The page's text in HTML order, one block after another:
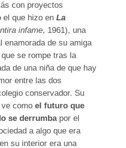
con proyectos
el que hizo en La
infame, 1961), una
enamorada de su amiga
que se rompe tras la
de una niña de que hay
entre las dos
conservador. Su
ve como el futuro que
se derrumba por el
a algo que era
su interior era una